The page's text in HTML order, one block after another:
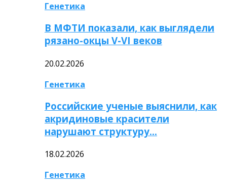
Генетика
В МФТИ показали, как выглядели
рязано-окцы V-VI веков
20.02.2026
Генетика
Российские ученые выяснили, как
акридиновые красители
нарушают структуру…
18.02.2026
Генетика